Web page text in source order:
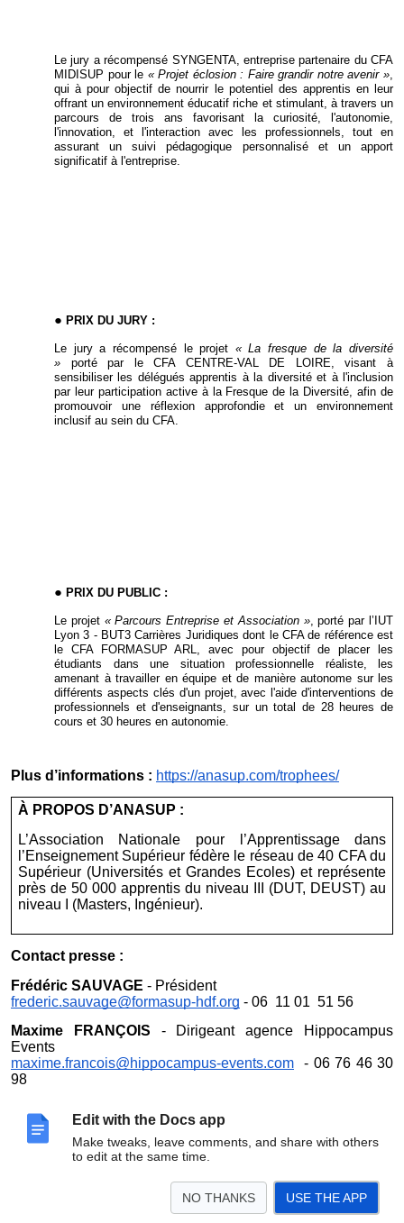
Edit with the Docs app
Make tweaks, leave comments, and share with others
to edit at the same time.
NO THANKS USE THE APP
Le jury a récompensé SYNGENTA, entreprise partenaire du CFA
MIDISUP pour le « Projet éclosion : Faire grandir notre avenir »
qui à pour objectif de nourrir le potentiel des apprentis en leur
offrant un environnement éducatif riche et stimulant, à travers un
parcours de trois ans favorisant la curiosité, l'autonomie,
l'innovation, et l'interaction avec les professionnels, tout en
assurant un suivi pédagogique personnalisé et un apport
significatif à l'entreprise.
PRIX DU JURY :
Le jury a récompensé le projet « La fresque de la diversité
» porté par le CFA CENTRE-VAL DE LOIRE, visant à
sensibiliser les délégués apprentis à la diversité et à l'inclusion
par leur participation active à la Fresque de la Diversité, afin de
promouvoir une réflexion approfondie et un environnement
inclusif au sein du CFA.
PRIX DU PUBLIC :
Le projet « Parcours Entreprise et Association », porté par l’IUT
Lyon 3 - BUT3 Carrières Juridiques dont le CFA de référence est
le CFA FORMASUP ARL, avec pour objectif de placer les
étudiants dans une situation professionnelle réaliste, les
amenant à travailler en équipe et de manière autonome sur les
différents aspects clés d'un projet, avec l'aide d'interventions de
professionnels et d'enseignants, sur un total de 28 heures de
cours et 30 heures en autonomie.
Plus d’informations : https://anasup.com/trophees/
À PROPOS D’ANASUP :
L’Association Nationale pour l’Apprentissage dans
l’Enseignement Supérieur fédère le réseau de 40 CFA du
Supérieur (Universités et Grandes Ecoles) et représente
près de 50 000 apprentis du niveau III (DUT, DEUST) au
niveau I (Masters, Ingénieur).
Contact presse :
Frédéric SAUVAGE - Président
frederic.sauvage@formasup-hdf.org - 06 11 01 51 56
Maxime FRANÇOIS - Dirigeant agence Hippocampus
Events
maxime.francois@hippocampus-events.com - 06 76 46 30
98
berenice.vandesteene@hippocampus-events.com
40 51 23